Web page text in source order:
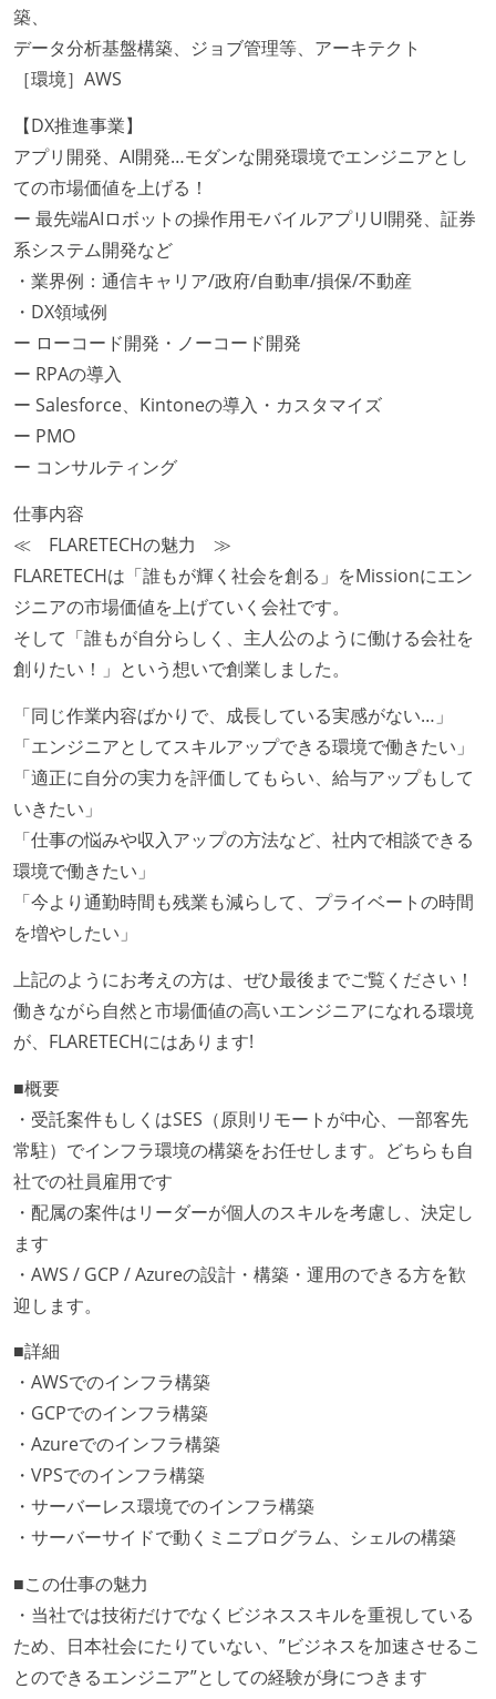
築、
データ分析基盤構築、ジョブ管理等、アーキテクト
［環境］AWS
【DX推進事業】
アプリ開発、AI開発…モダンな開発環境でエンジニアとし
ての市場価値を上げる！
ー 最先端AIロボットの操作用モバイルアプリUI開発、証券
系システム開発など
・業界例：通信キャリア/政府/自動車/損保/不動産
・DX領域例
ー ローコード開発・ノーコード開発
ー RPAの導入
ー Salesforce、Kintoneの導入・カスタマイズ
ー PMO
ー コンサルティング
仕事内容
≪ FLARETECHの魅力 ≫
FLARETECHは「誰もが輝く社会を創る」をMissionにエン
ジニアの市場価値を上げていく会社です。
そして「誰もが自分らしく、主人公のように働ける会社を
創りたい！」という想いで創業しました。
「同じ作業内容ばかりで、成長している実感がない…」
「エンジニアとしてスキルアップできる環境で働きたい」
「適正に自分の実力を評価してもらい、給与アップもして
いきたい」
「仕事の悩みや収入アップの方法など、社内で相談できる
環境で働きたい」
「今より通勤時間も残業も減らして、プライベートの時間
を増やしたい」
上記のようにお考えの方は、ぜひ最後までご覧ください！
働きながら自然と市場価値の高いエンジニアになれる環境
が、FLARETECHにはあります!
■概要
・受託案件もしくはSES（原則リモートが中心、一部客先
常駐）でインフラ環境の構築をお任せします。どちらも自
社での社員雇用です
・配属の案件はリーダーが個人のスキルを考慮し、決定し
ます
・AWS / GCP / Azureの設計・構築・運用のできる方を歓
迎します。
■詳細
・AWSでのインフラ構築
・GCPでのインフラ構築
・Azureでのインフラ構築
・VPSでのインフラ構築
・サーバーレス環境でのインフラ構築
・サーバーサイドで動くミニプログラム、シェルの構築
■この仕事の魅力
・当社では技術だけでなくビジネススキルを重視している
ため、日本社会にたりていない、”ビジネスを加速させるこ
とのできるエンジニア”としての経験が身につきます